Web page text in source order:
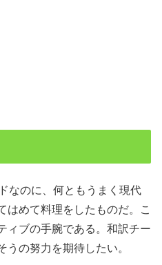
なのに、何ともうまく現代
はめて料理をしたものだ。こ
ィブの手腕である。和訳チー
うの努力を期待したい。